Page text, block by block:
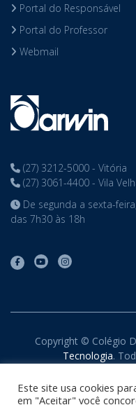
Portal do Responsável
Portal do Professor
Webmail
(27) 3212-5000 - Vitória
(27) 3061-4400 - Vila
De segunda a sexta-feira,
das 7h30 às 18h
Copyright © Colégio
Tecnologia.
Este site usa cookies
em "Aceitar" você